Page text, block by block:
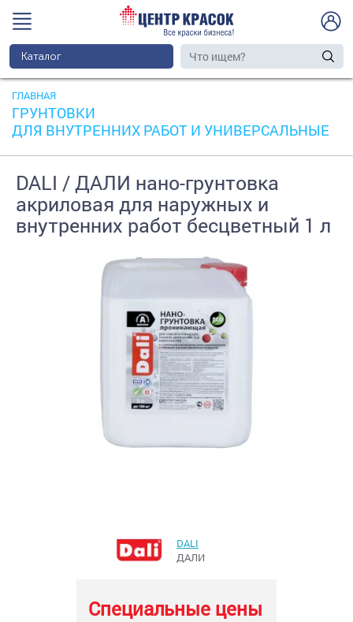
Каталог
ГЛАВНАЯ
ГРУНТОВКИ
ДЛЯ ВНУТРЕННИХ РАБОТ И УНИВЕРСАЛЬНЫЕ
DALI / ДАЛИ нано-грунтовка
акриловая для наружных и
внутренних работ бесцветный 1 л
DALI
ДАЛИ
Специальные цены